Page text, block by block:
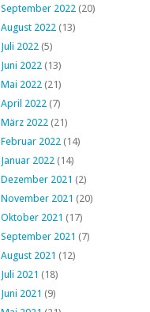
September 2022 (20)
August 2022 (13)
Juli 2022 (5)
Juni 2022 (13)
Mai 2022 (21)
April 2022 (7)
März 2022 (21)
Februar 2022 (14)
Januar 2022 (14)
Dezember 2021 (2)
November 2021 (20)
Oktober 2021 (17)
September 2021 (7)
August 2021 (12)
Juli 2021 (18)
Juni 2021 (9)